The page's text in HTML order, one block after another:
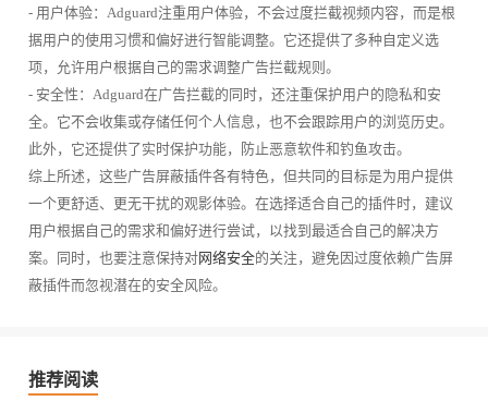
- 用户体验：Adguard注重用户体验，不会过度拦截视频内容，而是根
据用户的使用习惯和偏好进行智能调整。它还提供了多种自定义选
项，允许用户根据自己的需求调整广告拦截规则。
- 安全性：Adguard在广告拦截的同时，还注重保护用户的隐私和安
全。它不会收集或存储任何个人信息，也不会跟踪用户的浏览历史。
此外，它还提供了实时保护功能，防止恶意软件和钓鱼攻击。
综上所述，这些广告屏蔽插件各有特色，但共同的目标是为用户提供
一个更舒适、更无干扰的观影体验。在选择适合自己的插件时，建议
用户根据自己的需求和偏好进行尝试，以找到最适合自己的解决方
案。同时，也要注意保持对网络安全的关注，避免因过度依赖广告屏
蔽插件而忽视潜在的安全风险。
推荐阅读